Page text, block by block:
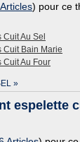
) pour ce
Au Sel
Cuit Bain Marie
Cuit Au Four
»
espelette